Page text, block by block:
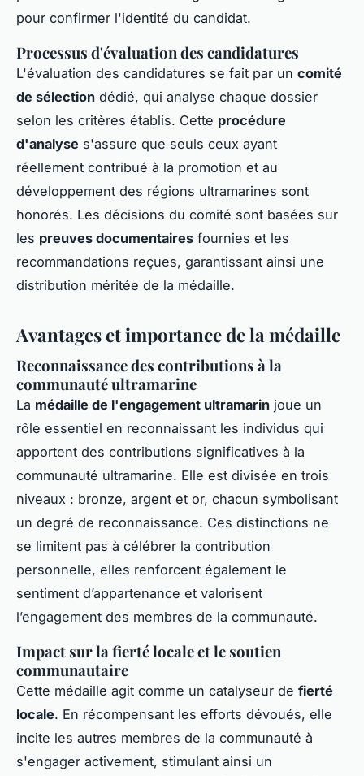
pour confirmer l'identité du candidat.
Processus d'évaluation des candidatures
L'évaluation des candidatures se fait par un comité
de sélection dédié, qui analyse chaque dossier
selon les critères établis. Cette procédure
d'analyse s'assure que seuls ceux ayant
réellement contribué à la promotion et au
développement des régions ultramarines sont
honorés. Les décisions du comité sont basées sur
les preuves documentaires fournies et les
recommandations reçues, garantissant ainsi une
distribution méritée de la médaille.
Avantages et importance de la médaille
Reconnaissance des contributions à la
communauté ultramarine
La médaille de l'engagement ultramarin joue un
rôle essentiel en reconnaissant les individus qui
apportent des contributions significatives à la
communauté ultramarine. Elle est divisée en trois
niveaux : bronze, argent et or, chacun symbolisant
un degré de reconnaissance. Ces distinctions ne
se limitent pas à célébrer la contribution
personnelle, elles renforcent également le
sentiment d’appartenance et valorisent
l’engagement des membres de la communauté.
Impact sur la fierté locale et le soutien
communautaire
Cette médaille agit comme un catalyseur de fierté
locale. En récompensant les efforts dévoués, elle
incite les autres membres de la communauté à
s'engager activement, stimulant ainsi un